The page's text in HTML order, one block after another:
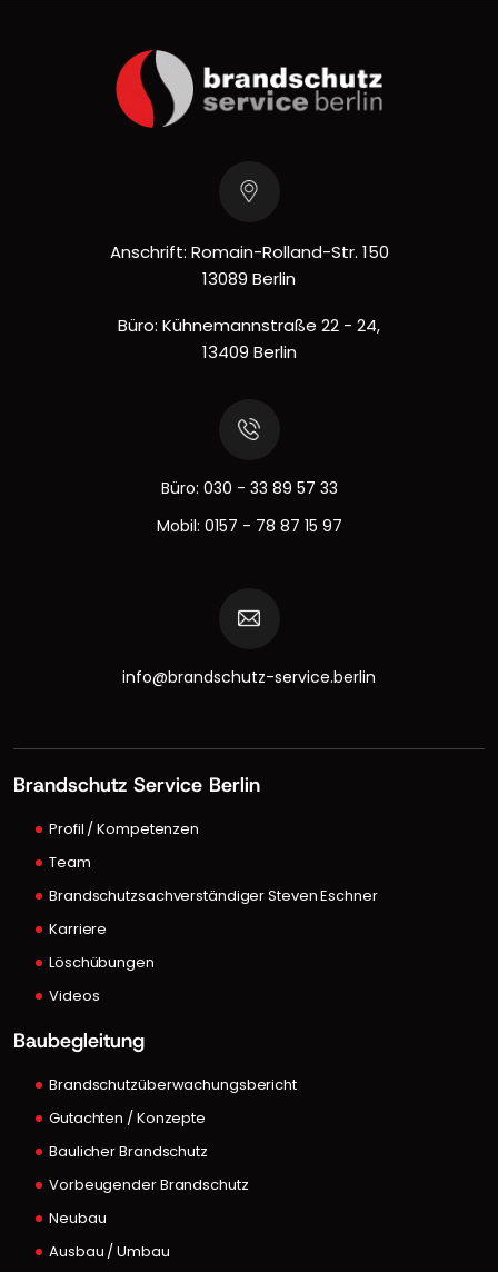
Anschrift: Romain-Rolland-Str. 150
13089 Berlin
Büro: Kühnemannstraße 22 - 24,
13409 Berlin
Büro: 030 - 33 89 57 33
Mobil: 0157 - 78 87 15 97
info@brandschutz-service.berlin
Brandschutz Service Berlin
Profil / Kompetenzen
Team
Brandschutzsachverständiger Steven Eschner
Karriere
Löschübungen
Videos
Baubegleitung
Brandschutzüberwachungsbericht
Gutachten / Konzepte
Baulicher Brandschutz
Vorbeugender Brandschutz
Neubau
Ausbau / Umbau